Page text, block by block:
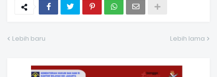
Lebih baru Lebih lama